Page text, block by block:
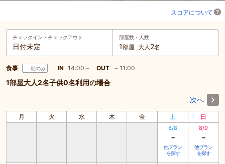
スコアについて
チェックイン・ チェックアウト
日付未定
部屋数・人数
1部屋 大人 2名
食事 朝のみ IN 14:00～ OUT ～11:00
1部屋大人2名子供0名利用の場合
次へ
月 火 水 木 金 土 日
8/8
-
他プラン
を探す
8/9
-
他プラン
を探す